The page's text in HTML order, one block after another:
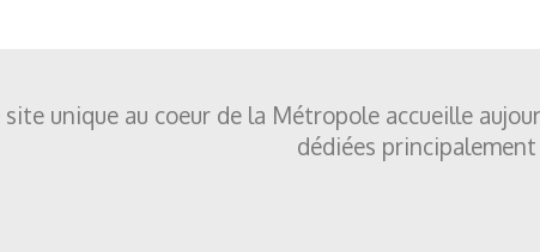
site unique au coeur de la Métropole accueille
dédiées